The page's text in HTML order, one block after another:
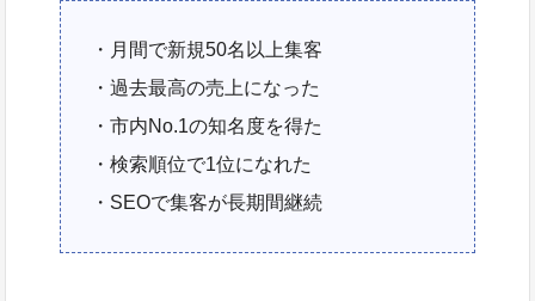
・月間で新規50名以上集客
・過去最高の売上になった
・市内No.1の知名度を得た
・検索順位で1位になれた
・SEOで集客が長期間継続